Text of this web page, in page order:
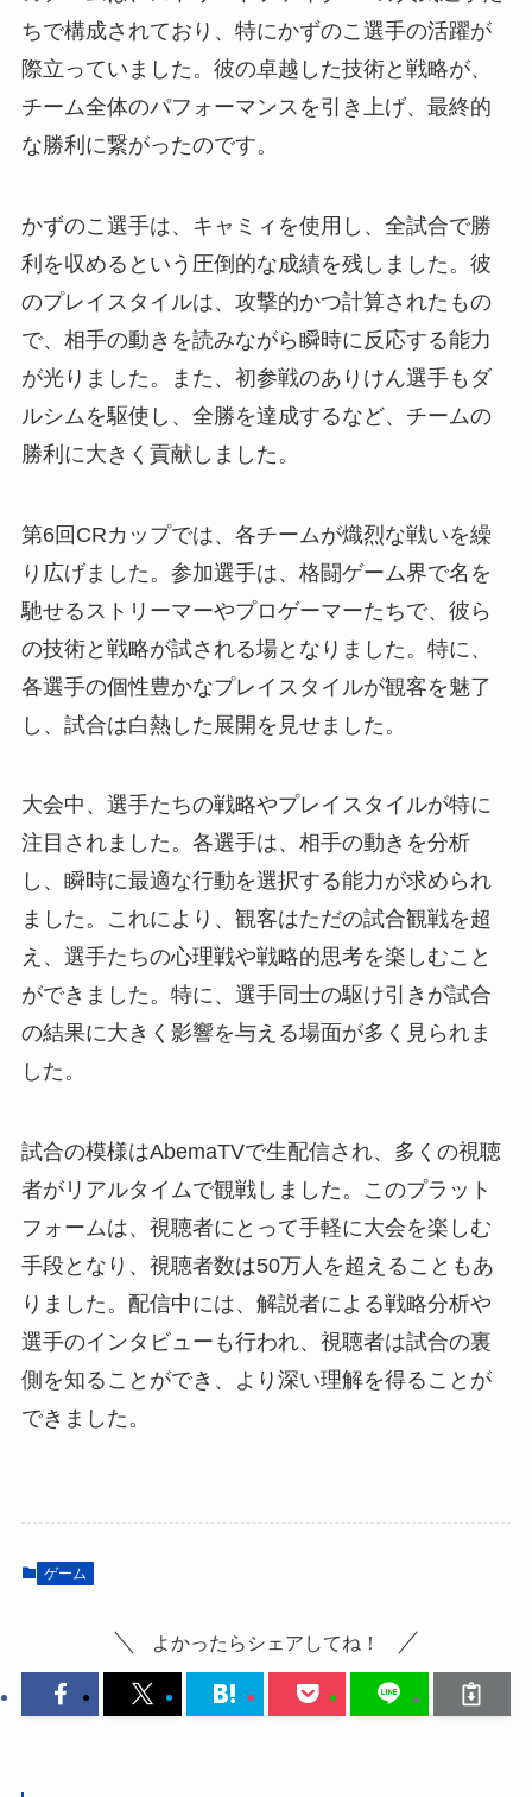
ちで構成されており、特にかずのこ選手の活躍が
際立っていました。彼の卓越した技術と戦略が、
チーム全体のパフォーマンスを引き上げ、最終的
な勝利に繋がったのです。
かずのこ選手は、キャミィを使用し、全試合で勝
利を収めるという圧倒的な成績を残しました。彼
のプレイスタイルは、攻撃的かつ計算されたもの
で、相手の動きを読みながら瞬時に反応する能力
が光りました。また、初参戦のありけん選手もダ
ルシムを駆使し、全勝を達成するなど、チームの
勝利に大きく貢献しました。
第6回CRカップでは、各チームが熾烈な戦いを繰
り広げました。参加選手は、格闘ゲーム界で名を
馳せるストリーマーやプロゲーマーたちで、彼ら
の技術と戦略が試される場となりました。特に、
各選手の個性豊かなプレイスタイルが観客を魅了
し、試合は白熱した展開を見せました。
大会中、選手たちの戦略やプレイスタイルが特に
注目されました。各選手は、相手の動きを分析
し、瞬時に最適な行動を選択する能力が求められ
ました。これにより、観客はただの試合観戦を超
え、選手たちの心理戦や戦略的思考を楽しむこと
ができました。特に、選手同士の駆け引きが試合
の結果に大きく影響を与える場面が多く見られま
した。
試合の模様はAbemaTVで生配信され、多くの視聴
者がリアルタイムで観戦しました。このプラット
フォームは、視聴者にとって手軽に大会を楽しむ
手段となり、視聴者数は50万人を超えることもあ
りました。配信中には、解説者による戦略分析や
選手のインタビューも行われ、視聴者は試合の裏
側を知ることができ、より深い理解を得ることが
できました。
ゲーム
よかったらシェアしてね！